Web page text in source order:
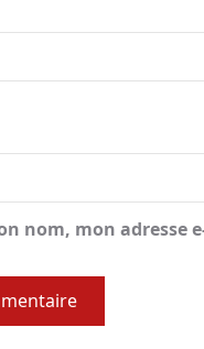
nom, mon adresse